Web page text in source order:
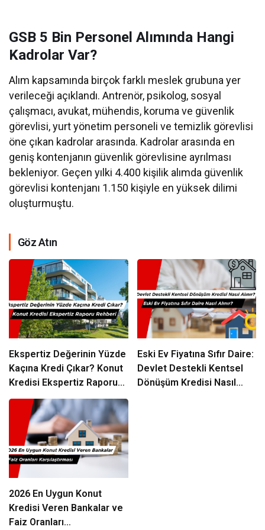
GSB 5 Bin Personel Alımında Hangi
Kadrolar Var?
Alım kapsamında birçok farklı meslek grubuna yer
verileceği açıklandı. Antrenör, psikolog, sosyal
çalışmacı, avukat, mühendis, koruma ve güvenlik
görevlisi, yurt yönetim personeli ve temizlik görevlisi
öne çıkan kadrolar arasında. Kadrolar arasında en
geniş kontenjanın güvenlik görevlisine ayrılması
bekleniyor. Geçen yılki 4.400 kişilik alımda güvenlik
görevlisi kontenjanı 1.150 kişiyle en yüksek dilimi
oluşturmuştu.
Göz Atın
Ekspertiz Değerinin Yüzde
Kaçına Kredi Çıkar? Konut
Kredisi Ekspertiz Raporu
Rehberi
Eski Ev Fiyatına Sıfır Daire:
Devlet Destekli Kentsel
Dönüşüm Kredisi Nasıl
2026 En Uygun Konut
Kredisi Veren Bankalar ve
Faiz Oranları